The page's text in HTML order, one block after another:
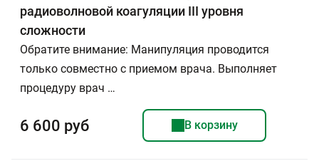
радиоволновой коагуляции III уровня
сложности
Обратите внимание: Манипуляция проводится
только совместно с приемом врача. Выполняет
процедуру врач …
6 600 руб В корзину